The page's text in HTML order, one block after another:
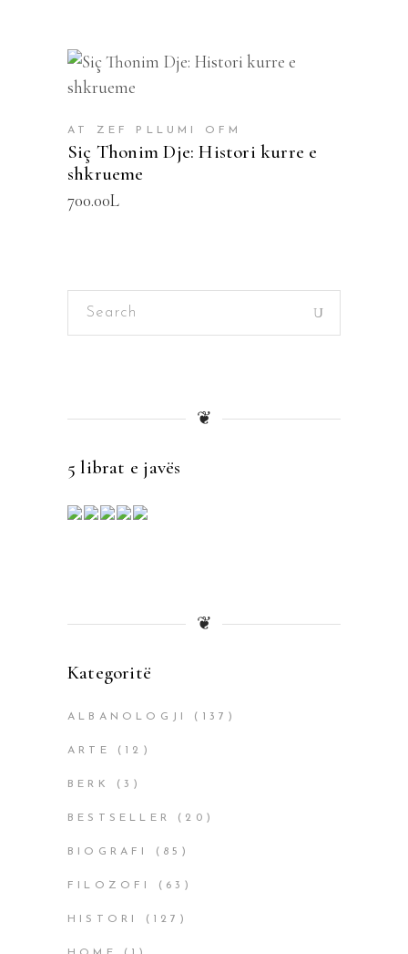
SHTOJE NË SHPORTË
AT ZEF PLLUMI OFM
Siç Thonim Dje: Histori kurre e
shkrueme
700.00L
Search
❦
5 librat e javës
❦
Kategoritë
ALBANOLOGJI (137)
ARTE (12)
BERK (3)
BESTSELLER (20)
BIOGRAFI (85)
FILOZOFI (63)
HISTORI (127)